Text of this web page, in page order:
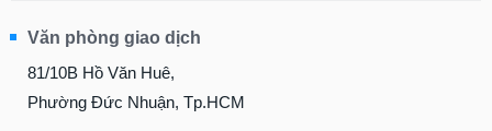
Văn phòng giao dịch
81/10B Hồ Văn Huê,
Phường Đức Nhuận, Tp.HCM